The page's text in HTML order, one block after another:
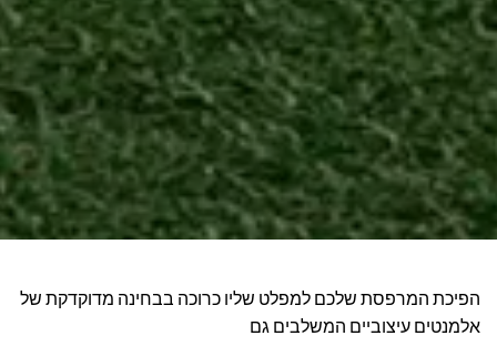
הפיכת המרפסת שלכם למפלט שליו כרוכה בבחינה מדוקדקת של
אלמנטים עיצוביים המשלבים גם